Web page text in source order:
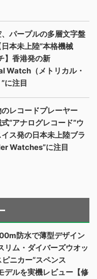
、パープルの多層文字盤
本未上陸“本格機械
】香港発の新
Watch（メトリカル・
に注目
のレコードプレーヤー
式“アナログレコード”ウ
ス発の日本未上陸ブラ
Watches”に注目
防水で薄型デザイン
リム・ダイバーズウオッ
ニカー“スペンス
デルを実機レビュー【修